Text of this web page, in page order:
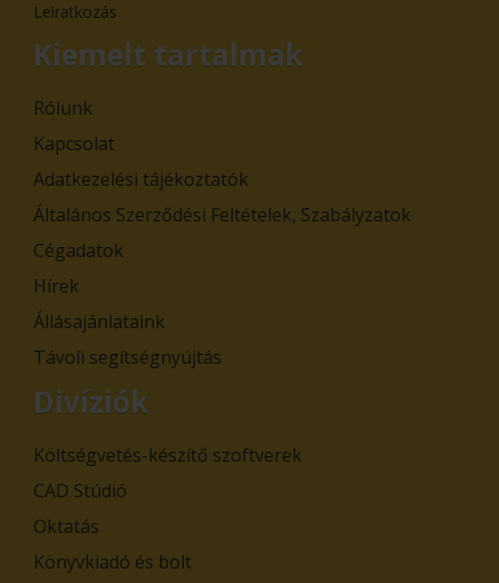
Leiratkozás
Kiemelt tartalmak
Rólunk
Kapcsolat
Adatkezelési tájékoztatók
Általános Szerződési Feltételek, Szabályzatok
Cégadatok
Hírek
Állásajánlataink
Távoli segítségnyújtás
Divíziók
Költségvetés-készítő szoftverek
CAD Stúdió
Oktatás
Könyvkiadó és bolt